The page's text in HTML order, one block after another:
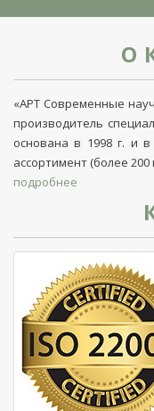
О
«АРТ Современные
производитель
основана в 1998 г. и
ассортимент (более
подробнее